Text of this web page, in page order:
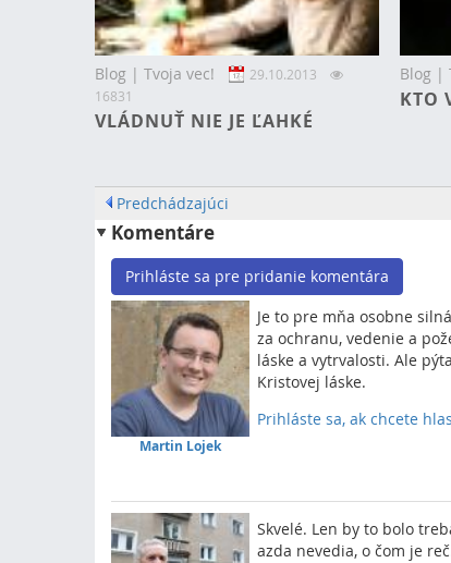
Blog | Tvoja vec!
29.10.2013
16831
VLÁDNUŤ NIE JE ĽAHKÉ
Blog |
KTO
Predchádzajúci
Komentáre
Prihláste sa pre pridanie komentára
Martin Lojek
Je to pre mňa osobne
za ochranu, vedenie a
láske a vytrvalosti. Ale
Kristovej láske.
Prihláste sa, ak chcete
Skvelé. Len by to bolo
azda nevedia, o čom je